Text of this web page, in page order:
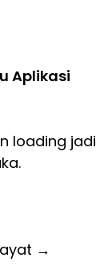
Aplikasi
loading jadi
→